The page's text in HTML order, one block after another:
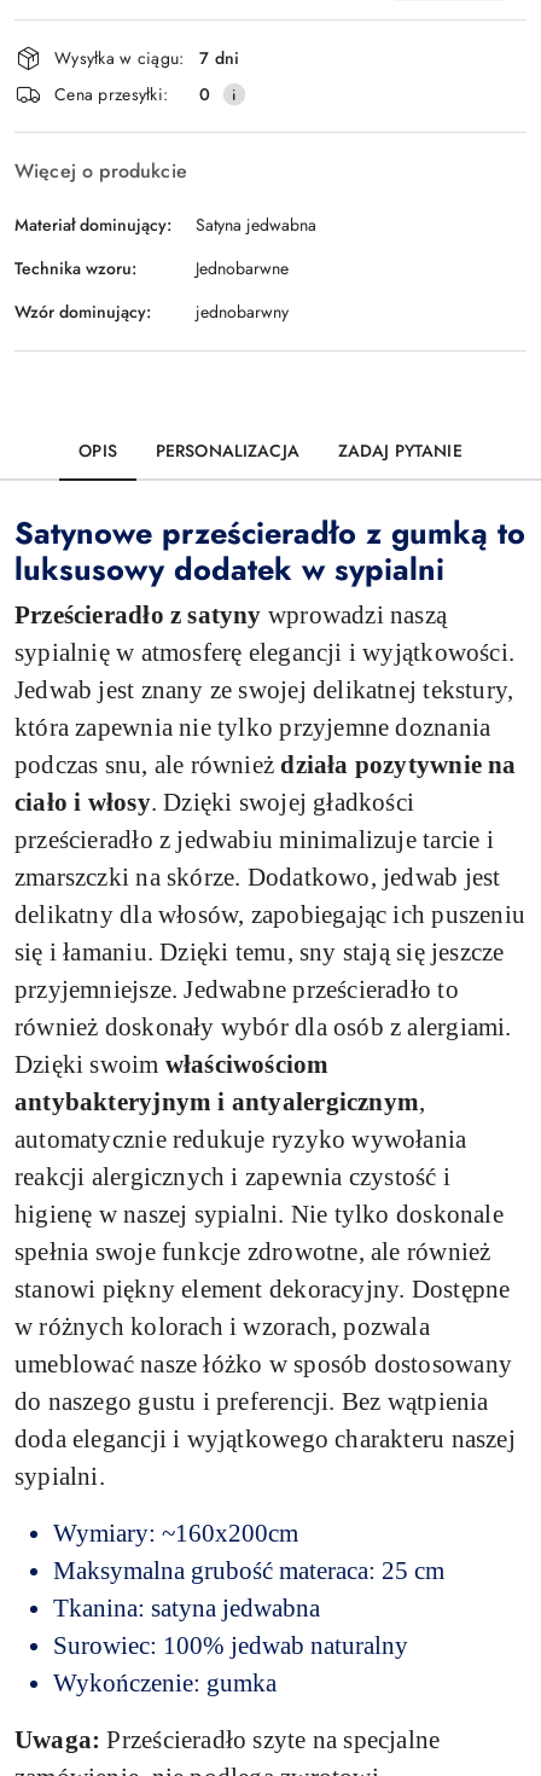
Wyślij
Dostępność
i
dostawa
Wysyłka w ciągu:
7 dni
Cena przesyłki:
0
Więcej o produkcie
Materiał dominujący:
Satyna jedwabna
Technika wzoru:
Jednobarwne
Wzór dominujący:
jednobarwny
OPIS PERSONALIZACJA ZADAJ PYTANIE
Satynowe prześcieradło z gumką to
luksusowy dodatek w sypialni
Prześcieradło z satyny wprowadzi naszą
sypialnię w atmosferę elegancji i wyjątkowości.
Jedwab jest znany ze swojej delikatnej tekstury,
która zapewnia nie tylko przyjemne doznania
podczas snu, ale równieżdziała pozytywnie na
ciało i włosy. Dzięki swojej gładkości
prześcieradło z jedwabiu minimalizuje tarcie i
zmarszczki na skórze. Dodatkowo, jedwab jest
delikatny dla włosów, zapobiegając ich puszeniu
się i łamaniu. Dzięki temu, sny stają się jeszcze
przyjemniejsze. Jedwabne prześcieradło to
również doskonały wybór dla osób z alergiami.
Dzięki swoim właściwościom
antybakteryjnym i antyalergicznym,
automatycznie redukuje ryzyko wywołania
reakcji alergicznych i zapewnia czystość i
higienę w naszej sypialni. Nie tylko doskonale
spełnia swoje funkcje zdrowotne, ale również
stanowi piękny element dekoracyjny. Dostępne
w różnych kolorach i wzorach, pozwala
umeblować nasze łóżko w sposób dostosowany
do naszego gustu i preferencji. Bez wątpienia
doda elegancji i wyjątkowego charakteru naszej
sypialni.
Wymiary: ~160x200cm
Maksymalna grubość materaca: 25 cm
Tkanina: satyna jedwabna
Surowiec: 100% jedwab naturalny
Wykończenie: gumka
Uwaga: Prześcieradło szyte na specjalne